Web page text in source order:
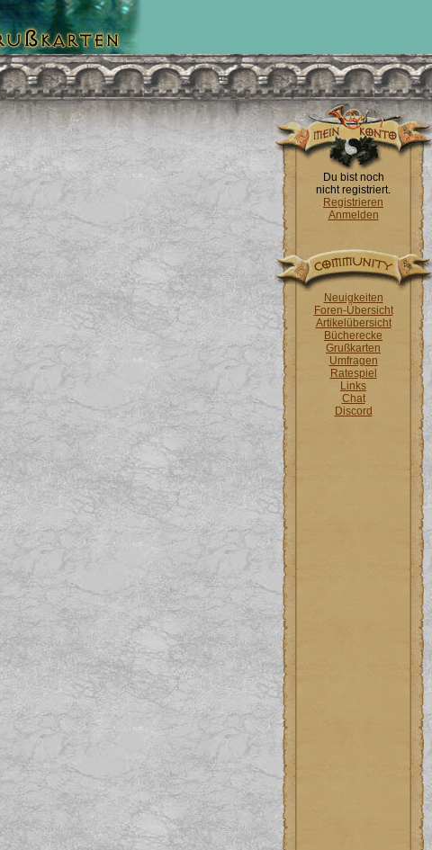
Du bist noch
nicht registriert.
Registrieren
Anmelden
Neuigkeiten
Foren-Übersicht
Artikelübersicht
Bücherecke
Grußkarten
Umfragen
Ratespiel
Links
Chat
Discord